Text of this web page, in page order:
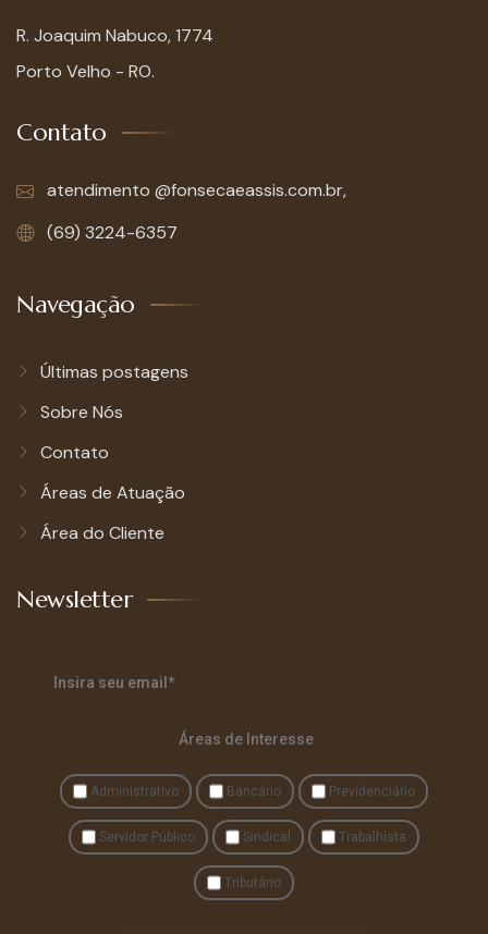
R. Joaquim Nabuco, 1774
Porto Velho - RO.
Contato
atendimento @fonsecaeassis.com.br,
(69) 3224-6357
Navegação
Últimas postagens
Sobre Nós
Contato
Áreas de Atuação
Área do Cliente
Newsletter
Áreas de Interesse
Administrativo Bancário Previdenciário
Servidor Público Sindical Trabalhista
Tributário